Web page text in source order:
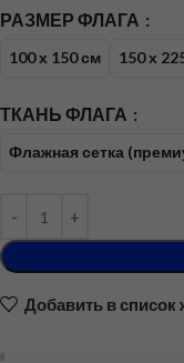
РАЗМЕР ФЛАГА
100 х 150 см 150 х
ТКАНЬ ФЛАГА
Флажная сетка
Добавить в список